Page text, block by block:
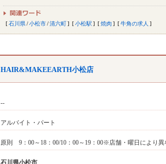
石川県/小松市/清六町 小松駅 焼肉 牛角の求人
HAIR&MAKEEARTH小松店
--
アルバイト・パート
原則 9：00～18：00/10：00～19：00※店舗・曜日により
石川県小松市